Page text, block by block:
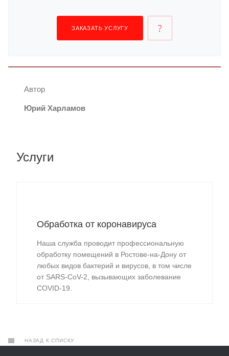
ЗАКАЗАТЬ УСЛУГУ
Автор
Юрий Харламов
Услуги
Обработка от коронавируса
Наша служба проводит профессиональную
обработку помещений в Ростове-на-Дону от
любых видов бактерий и вирусов, в том числе
от SARS-CoV-2, вызывающих заболевание
COVID-19.
НАЗАД К СПИСКУ